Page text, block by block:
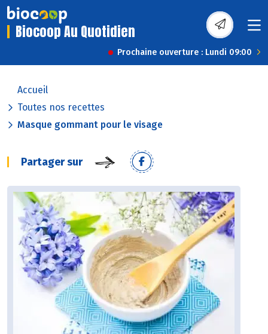
Biocoop Au Quotidien
Prochaine ouverture : Lundi 09:00
Accueil
Toutes nos recettes
Masque gommant pour le visage
Partager sur